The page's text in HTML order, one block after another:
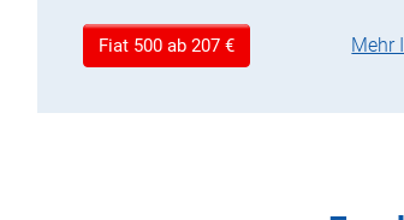
Fiat 500 ab 207 € Mehr